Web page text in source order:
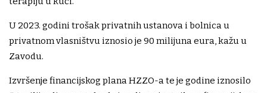
U 2023. godini trošak privatnih ustanova i bolnica u
privatnom vlasništvu iznosio je 90 milijuna eura, kažu u
Zavodu.
Izvršenje financijskog plana HZZO-a te je godine iznosilo